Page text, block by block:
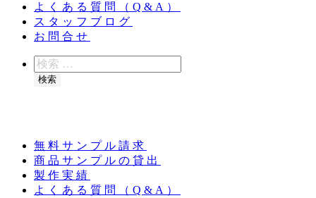
よくある質問（Q&A）
スタッフブログ
お問合せ
検
索
検索
無料サンプル請求
商品サンプルの貸出
製作実績
よくある質問（Q&A）